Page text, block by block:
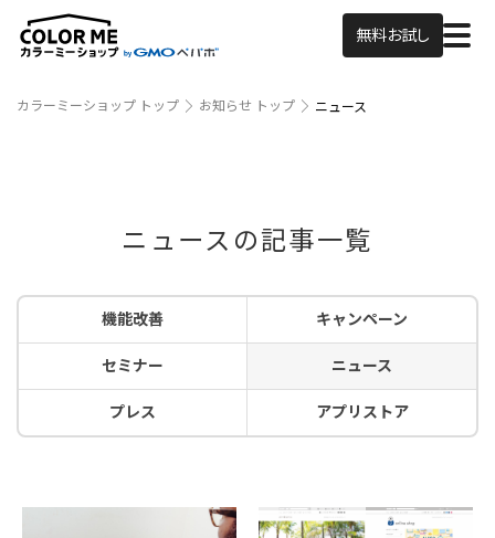
無料お試し
カラーミーショップ トップ お知らせ トップ ニュース
ニュースの記事一覧
機能改善 キャンペーン
セミナー ニュース
プレス アプリストア